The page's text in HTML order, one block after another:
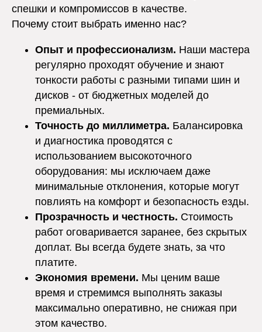
спешки и компромиссов в качестве.
Почему стоит выбрать именно нас?
Опыт и профессионализм. Наши мастера
регулярно проходят обучение и знают
тонкости работы с разными типами шин и
дисков - от бюджетных моделей до
премиальных.
Точность до миллиметра. Балансировка
и диагностика проводятся с
использованием высокоточного
оборудования: мы исключаем даже
минимальные отклонения, которые могут
повлиять на комфорт и безопасность езды.
Прозрачность и честность. Стоимость
работ оговаривается заранее, без скрытых
доплат. Вы всегда будете знать, за что
платите.
Экономия времени. Мы ценим ваше
время и стремимся выполнять заказы
максимально оперативно, не снижая при
этом качество.